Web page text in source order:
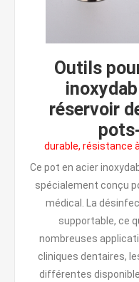
Outils
réservoir
durable, résistance
Ce pot en acier
spécialement conçu
médical. La
supportable, ce
nombreuses
cliniques dentaires,
différentes